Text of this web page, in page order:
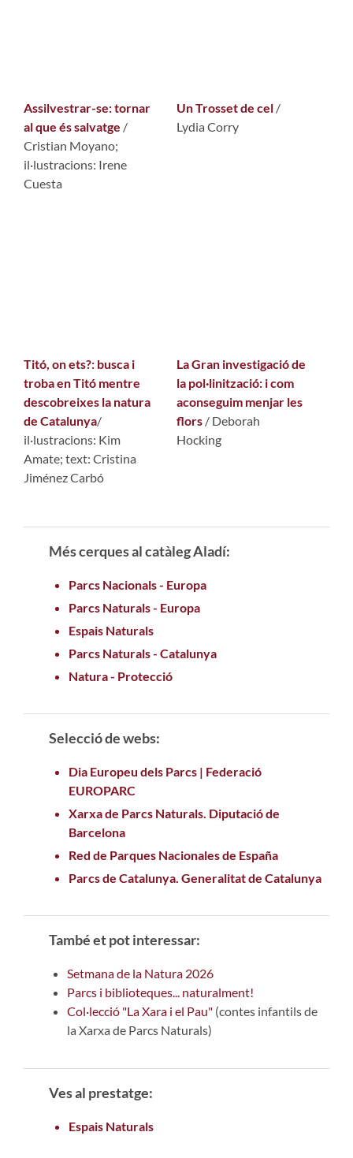
Assilvestrar-se: tornar
al que és salvatge /
Cristian Moyano;
il·lustracions: Irene
Cuesta
Un Trosset de cel /
Lydia Corry
Titó, on ets?: busca i
troba en Titó mentre
descobreixes la natura
de Catalunya/
il·lustracions: Kim
Amate; text: Cristina
Jiménez Carbó
La Gran investigació de
la pol·linització: i com
aconseguim menjar les
flors / Deborah
Hocking
Més cerques al catàleg Aladí:
Parcs Nacionals - Europa
Parcs Naturals - Europa
Espais Naturals
Parcs Naturals - Catalunya
Natura - Protecció
Selecció de webs:
Dia Europeu dels Parcs | Federació
EUROPARC
Xarxa de Parcs Naturals. Diputació de
Barcelona
Red de Parques Nacionales de España
Parcs de Catalunya. Generalitat de Catalunya
També et pot interessar:
Setmana de la Natura 2026
Parcs i biblioteques... naturalment!
Col·lecció "La Xara i el Pau" (contes infantils de
la Xarxa de Parcs Naturals)
Ves al prestatge:
Espais Naturals